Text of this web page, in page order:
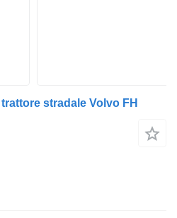
stradale Volvo FH